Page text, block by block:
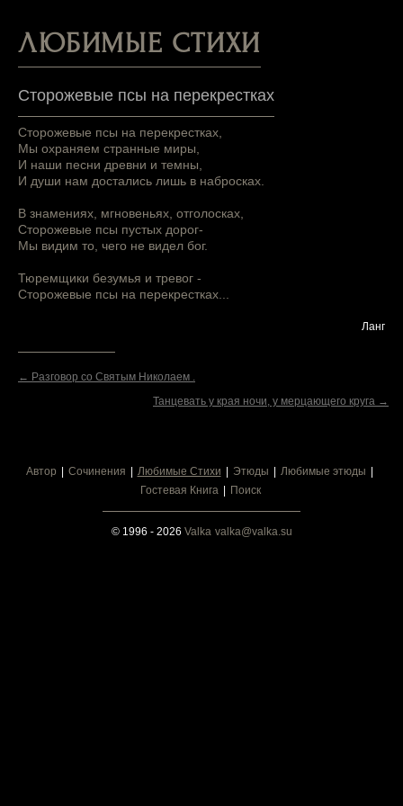
ЛЮБИМЫЕ СТИХИ
Сторожевые псы на перекрестках
Сторожевые псы на перекрестках,
Мы охраняем странные миры,
И наши песни древни и темны,
И души нам достались лишь в набросках.
В знамениях, мгновеньях, отголосках,
Сторожевые псы пустых дорог-
Мы видим то, чего не видел бог.
Тюремщики безумья и тревог -
Сторожевые псы на перекрестках...
Ланг
← Разговор со Святым Николаем .
Танцевать у края ночи, у мерцающего круга →
Автор Сочинения Любимые Стихи Этюды
Любимые этюды
Гостевая Книга
Поиск
© 1996 - 2026 Valka valka@valka.su